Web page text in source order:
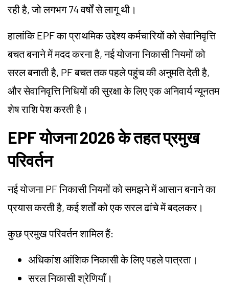
रही है, जो लगभग 74 वर्षों से लागू थी।
हालांकि EPF का प्राथमिक उद्देश्य कर्मचारियों को सेवानिवृत्ति
बचत बनाने में मदद करना है, नई योजना निकासी नियमों को
सरल बनाती है, PF बचत तक पहले पहुंच की अनुमति देती है,
और सेवानिवृत्ति निधियों की सुरक्षा के लिए एक अनिवार्य न्यूनतम
शेष राशि पेश करती है।
EPF योजना 2026 के तहत प्रमुख
परिवर्तन
नई योजना PF निकासी नियमों को समझने में आसान बनाने का
प्रयास करती है, कई शर्तों को एक सरल ढांचे में बदलकर।
कुछ प्रमुख परिवर्तन शामिल हैं:
अधिकांश आंशिक निकासी के लिए पहले पात्रता।
सरल निकासी श्रेणियाँ।